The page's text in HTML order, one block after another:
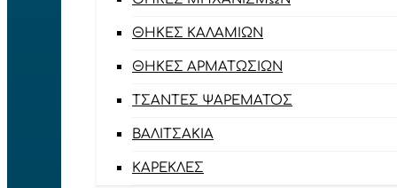
ΘΉΚΕΣ ΚΑΛΑΜΙΏΝ
ΘΉΚΕΣ ΑΡΜΑΤΩΣΙΏΝ
ΤΣΆΝΤΕΣ ΨΑΡΈΜΑΤΟΣ
ΒΑΛΙΤΣΆΚΙΑ
ΚΑΡΈΚΛΕΣ